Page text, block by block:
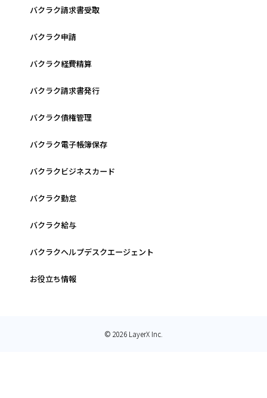
バクラク請求書受取
バクラク申請
バクラク経費精算
バクラク請求書発行
バクラク債権管理
バクラク電子帳簿保存
バクラクビジネスカード
バクラク勤怠
バクラク給与
バクラクヘルプデスクエージェント
お役立ち情報
© 2026 LayerX Inc.